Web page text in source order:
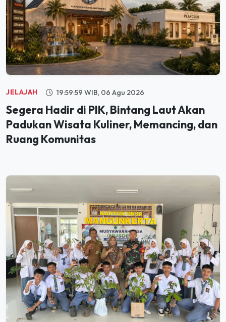
JELAJAH 19:59:59 WIB, 06 Agu 2026
Segera Hadir di PIK, Bintang Laut Akan
Padukan Wisata Kuliner, Memancing, dan
Ruang Komunitas